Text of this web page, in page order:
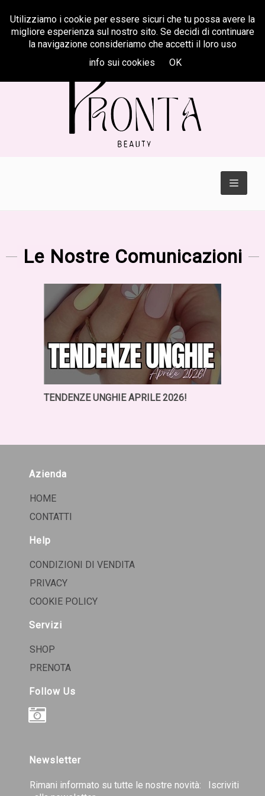
Centralino 347 622 31 33
Le Nostre Comunicazioni
TENDENZE UNGHIE APRILE 2026!
Azienda
HOME
CONTATTI
Help
CONDIZIONI DI VENDITA
PRIVACY
COOKIE POLICY
Servizi
SHOP
PRENOTA
Follow Us
Newsletter
Rimani informato su tutte le nostre novità:
Iscriviti
Utilizziamo i cookie per essere sicuri che tu possa avere la
migliore esperienza sul nostro sito. Se decidi di continuare
la navigazione consideriamo che accetti il loro uso
info sui cookies
OK